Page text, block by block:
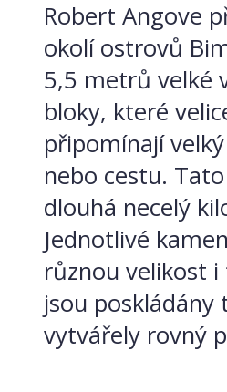
Robert Angove
okolí ostrovů
5,5 metrů velké
bloky, které
připomínají
nebo cestu. Tato
dlouhá necelý
Jednotlivé
různou velikost
jsou poskládány
vytvářely rovný